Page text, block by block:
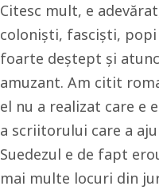
Citesc mult, e
coloniști, fasciști,
foarte deștept și
amuzant. Am citit
el nu a realizat care e
a scriitorului care a
Suedezul e de fapt
mai multe locuri din